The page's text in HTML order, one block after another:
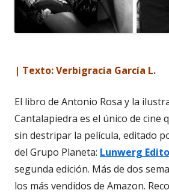
| Texto: Verbigracia García L.
El libro de Antonio Rosa y la
Cantalapiedra es el único de cine
sin destripar la película, editado
del Grupo Planeta: Lunwerg
segunda edición. Más de dos
los más vendidos de Amazon.